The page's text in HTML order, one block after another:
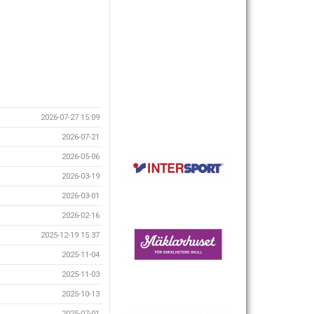
2026-07-27 15:09
2026-07-21
2026-05-06
2026-03-19
2026-03-01
2026-02-16
2025-12-19 15:37
2025-11-04
2025-11-03
2025-10-13